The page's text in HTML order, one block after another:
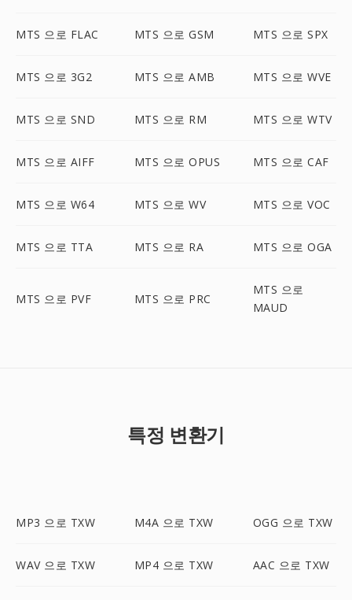
MTS 으로 FLAC MTS 으로 GSM MTS 으로 SPX
MTS 으로 3G2 MTS 으로 AMB MTS 으로 WVE
MTS 으로 SND MTS 으로 RM MTS 으로 WTV
MTS 으로 AIFF MTS 으로 OPUS MTS 으로 CAF
MTS 으로 W64 MTS 으로 WV MTS 으로 VOC
MTS 으로 TTA MTS 으로 RA MTS 으로 OGA
MTS 으로 PVF MTS 으로 PRC
MTS 으로
MAUD
특정 변환기
MP3 으로 TXW M4A 으로 TXW OGG 으로 TXW
WAV 으로 TXW MP4 으로 TXW AAC 으로 TXW